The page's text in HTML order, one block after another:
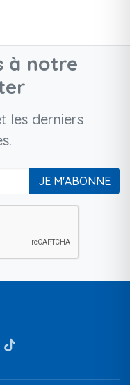
à notre
les derniers
JE M'ABONNE